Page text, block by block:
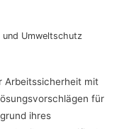
Umweltschutz
Arbeitssicherheit mit
für
ihres